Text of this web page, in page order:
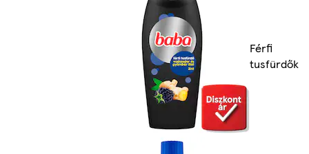
Férfi
tusfürdők